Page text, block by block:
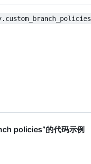
policies”的代码示例